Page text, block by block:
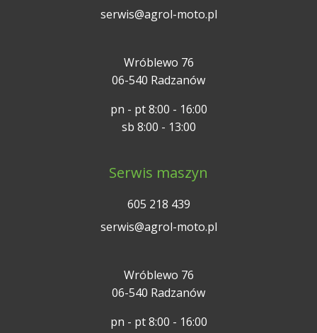
serwis@agrol-moto.pl
Wróblewo 76
06-540 Radzanów
pn - pt 8:00 - 16:00
sb 8:00 - 13:00
Serwis maszyn
605 218 439
serwis@agrol-moto.pl
Wróblewo 76
06-540 Radzanów
pn - pt 8:00 - 16:00